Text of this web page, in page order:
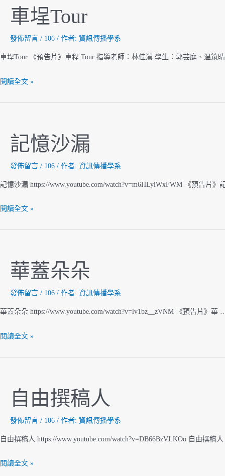
車埕Tour
發佈留言 / 106 / 作者: 資訊傳播學系
車埕Tour 《預告片》車程 Tour 指導老師：林佳漢 學生：郭芸庭、温筑
車
閱讀全文 »
記憶沙漏
發佈留言 / 106 / 作者: 資訊傳播學系
記憶沙漏 https://www.youtube.com/watch?v=m6HLyiWxFWM 《預告片》
記
閱讀全文 »
華蓋朵朵
發佈留言 / 106 / 作者: 資訊傳播學系
華蓋朵朵 https://www.youtube.com/watch?v=lv1bz__zVNM 《預告片》華
華
閱讀全文 »
自由撰稿人
發佈留言 / 106 / 作者: 資訊傳播學系
自由撰稿人 https://www.youtube.com/watch?v=DB66BzVLKOo 自由撰稿
自
閱讀全文 »